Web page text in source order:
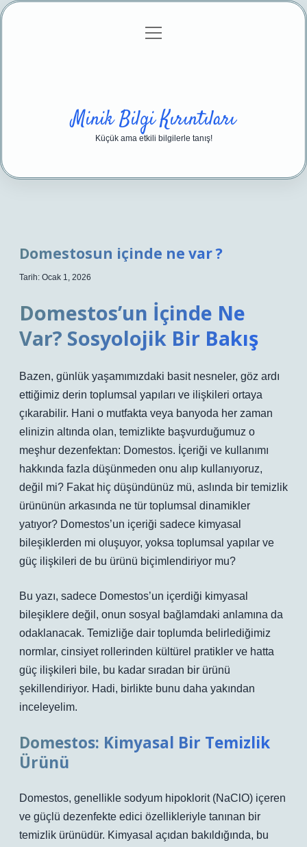
Gizlilik Politikası
menüyü
Minik Bilgi Kırıntıları
Küçük ama etkili bilgilerle tanış!
Domestosun içinde ne var ?
Tarih: Ocak 1, 2026
Domestos’un İçinde Ne
Var? Sosyolojik Bir Bakış
Bazen, günlük yaşamımızdaki basit nesneler, göz ardı
ettiğimiz derin toplumsal yapıları ve ilişkileri ortaya
çıkarabilir. Hani o mutfakta veya banyoda her zaman
elinizin altında olan, temizlikte başvurduğumuz o
meşhur dezenfektan: Domestos. İçeriği ve kullanımı
hakkında fazla düşünmeden onu alıp kullanıyoruz,
değil mi? Fakat hiç düşündünüz mü, aslında bir temizlik
ürününün arkasında ne tür toplumsal dinamikler
yatıyor? Domestos’un içeriği sadece kimyasal
bileşiklerden mi oluşuyor, yoksa toplumsal yapılar ve
güç ilişkileri de bu ürünü biçimlendiriyor mu?
Bu yazı, sadece Domestos’un içerdiği kimyasal
bileşiklere değil, onun sosyal bağlamdaki anlamına da
odaklanacak. Temizliğe dair toplumda belirlediğimiz
normlar, cinsiyet rollerinden kültürel pratikler ve hatta
güç ilişkileri bile, bu kadar sıradan bir ürünü
şekillendiriyor. Hadi, birlikte bunu daha yakından
inceleyelim.
Domestos: Kimyasal Bir Temizlik
Ürünü
Domestos, genellikle sodyum hipoklorit (NaClO) içeren
ve güçlü dezenfekte edici özellikleriyle tanınan bir
temizlik ürünüdür. Kimyasal açıdan bakıldığında, bu